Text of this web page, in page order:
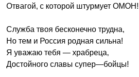
Отвагой, с которой штурмует ОМОН!
Служба твоя бесконечно трудна,
Но тем и Россия родная сильна!
Я уважаю тебя — храбреца,
Достойного славы супер—бойцы!